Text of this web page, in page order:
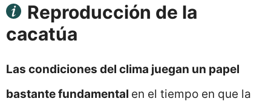
Reproducción de la
cacatúa
Las condiciones del clima juegan un papel
bastante fundamental en el tiempo en que la